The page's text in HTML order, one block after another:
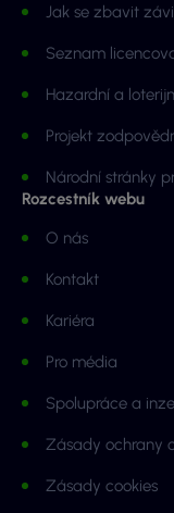
Jak se zbavit
Seznam
Hazardní a
Projekt
Národní stránky
Rozcestník webu
O nás
Kontakt
Kariéra
Pro média
Spolupráce a
Zásady ochrany
Zásady cookies